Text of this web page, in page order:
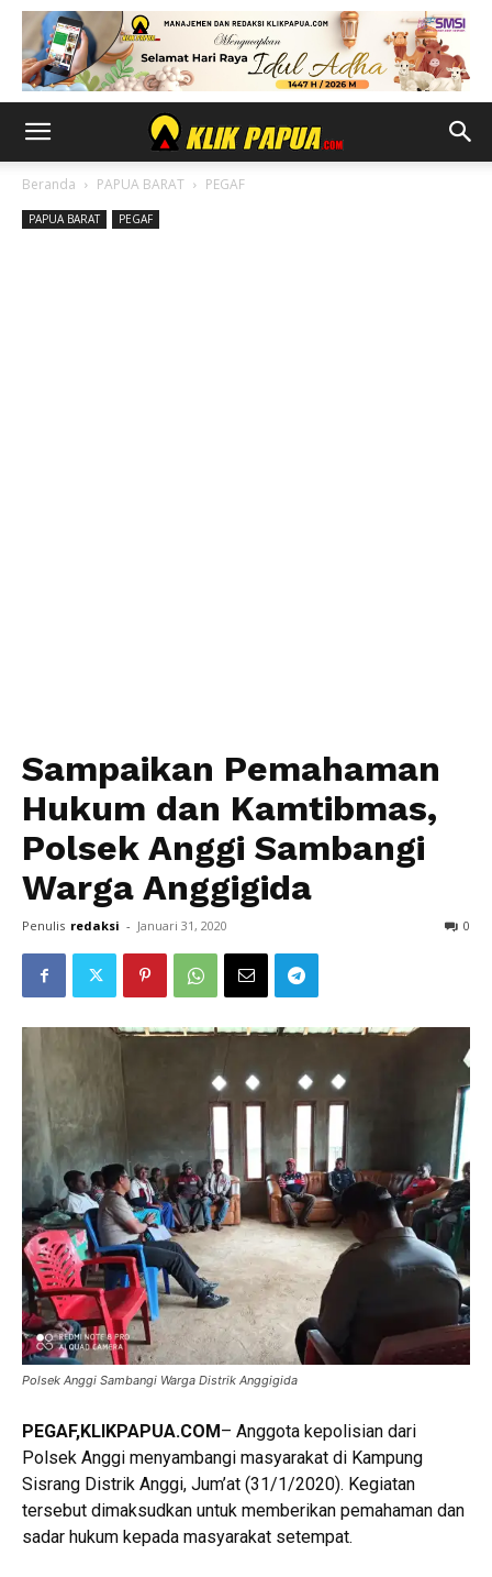
Beranda PAPUA BARAT PEGAF
PAPUA BARAT PEGAF
Sampaikan Pemahaman
Hukum dan Kamtibmas,
Polsek Anggi Sambangi
Warga Anggigida
Penulis redaksi - Januari 31, 2020 0
Polsek Anggi Sambangi Warga Distrik Anggigida
PEGAF,KLIKPAPUA.COM– Anggota kepolisian dari
Polsek Anggi menyambangi masyarakat di Kampung
Sisrang Distrik Anggi, Jum’at (31/1/2020). Kegiatan
tersebut dimaksudkan untuk memberikan pemahaman dan
sadar hukum kepada masyarakat setempat.